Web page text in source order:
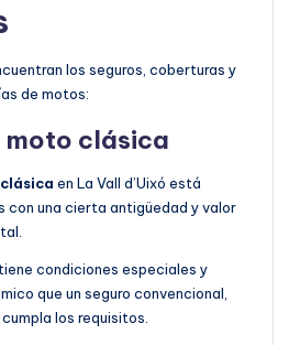
los seguros, coberturas y
de motos:
moto clásica
en La Vall d’Uixó está
con una cierta antigüedad y valor
condiciones especiales y
que un seguro convencional,
los requisitos.